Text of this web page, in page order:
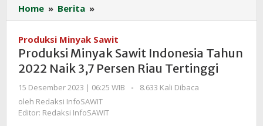
Home » Berita »
Minyak
Indonesia
Tahun
2022
Naik
3,7
Persen
Produksi Minyak Sawit
Produksi Minyak Sawit Indonesia Tahun
2022 Naik 3,7 Persen Riau Tertinggi
15 Desember 2023 | 06:25 WIB
oleh
-
8.633 Kali Dibaca
oleh Redaksi InfoSAWIT
Editor: Redaksi InfoSAWIT